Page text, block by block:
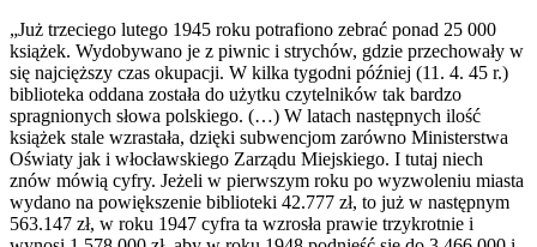
„Już trzeciego lutego 1945 roku potrafiono zebrać ponad 25 000
książek. Wydobywano je z piwnic i strychów, gdzie przechowały w
się najcięższy czas okupacji. W kilka tygodni później (11. 4. 45 r.)
biblioteka oddana została do użytku czytelników tak bardzo
spragnionych słowa polskiego. (…) W latach następnych ilość
książek stale wzrastała, dzięki subwencjom zarówno Ministerstwa
Oświaty jak i włocławskiego Zarządu Miejskiego. I tutaj niech
znów mówią cyfry. Jeżeli w pierwszym roku po wyzwoleniu miasta
wydano na powiększenie biblioteki 42.777 zł, to już w następnym
563.147 zł, w roku 1947 cyfra ta wzrosła prawie trzykrotnie i